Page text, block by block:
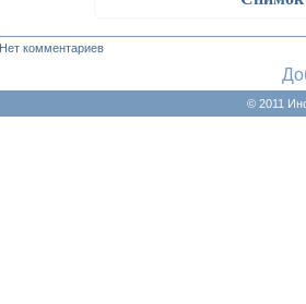
Нет комментариев
© 2011